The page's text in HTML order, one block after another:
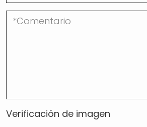
Verificación de imagen